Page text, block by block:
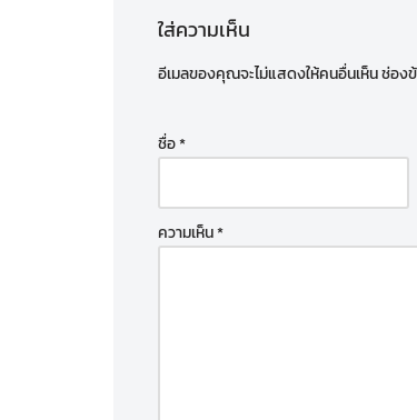
ใส่ความเห็น
อีเมลของคุณจะไม่แสดงให้คนอื่นเห็นช่อง
ชื่อ*
ความเห็น*